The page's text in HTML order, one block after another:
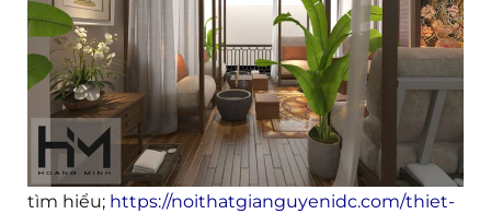
tìm hiểu; https://noithatgianguyenidc.com/thiet-